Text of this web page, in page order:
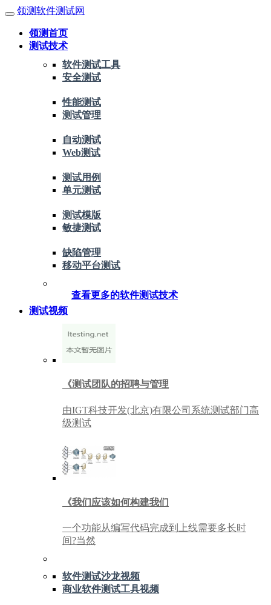
领测软件测试网
领测首页
测试技术
软件测试工具
安全测试
性能测试
测试管理
自动测试
Web测试
测试用例
单元测试
测试模版
敏捷测试
缺陷管理
移动平台测试
查看更多的软件测试技术
测试视频
《测试团队的招聘与管理
由IGT科技开发(北京)有限公司系统测试部门高
级测试
《我们应该如何构建我们
一个功能从编写代码完成到上线需要多长时
间?当然
软件测试沙龙视频
商业软件测试工具视频